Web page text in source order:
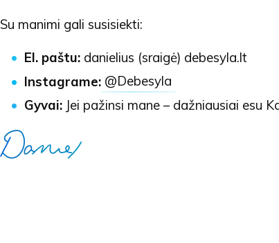
Su manimi gali susisiekti:
El. paštu: danielius (sraigė) debesyla.lt
Instagrame: @Debesyla
Gyvai: Jei pažinsi mane – dažniausiai esu